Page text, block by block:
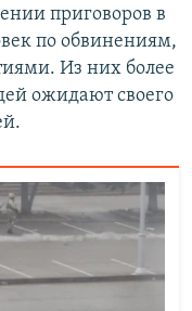
приговоров в
по обвинениям,
Из них более
ожидают своего